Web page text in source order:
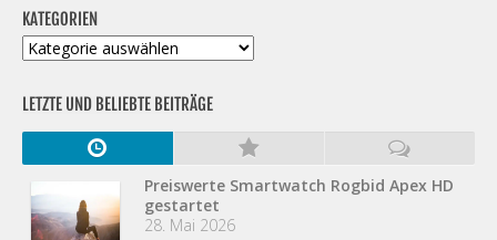
KATEGORIEN
Kategorien
LETZTE UND BELIEBTE BEITRÄGE
Preiswerte Smartwatch Rogbid Apex HD
gestartet
28. Mai 2026